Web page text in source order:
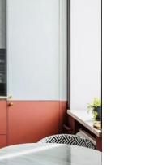
Кирпичный фартук